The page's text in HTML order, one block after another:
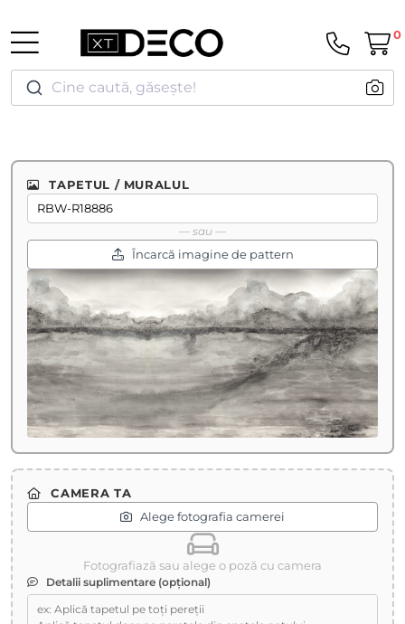
Cine caută, găsește!
0
TAPETUL / MURALUL
— sau —
Încarcă imagine de pattern
CAMERA TA
Alege fotografia camerei
Fotografiază sau alege o poză cu camera
Detalii suplimentare (opțional)